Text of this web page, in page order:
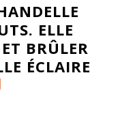
ELLE
BRÛLER
ÉCLAIRE